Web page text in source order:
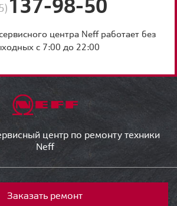
137-98-50
центра Neff работает без
с 7:00 до 22:00
центр по ремонту техники
Neff
Заказать ремонт